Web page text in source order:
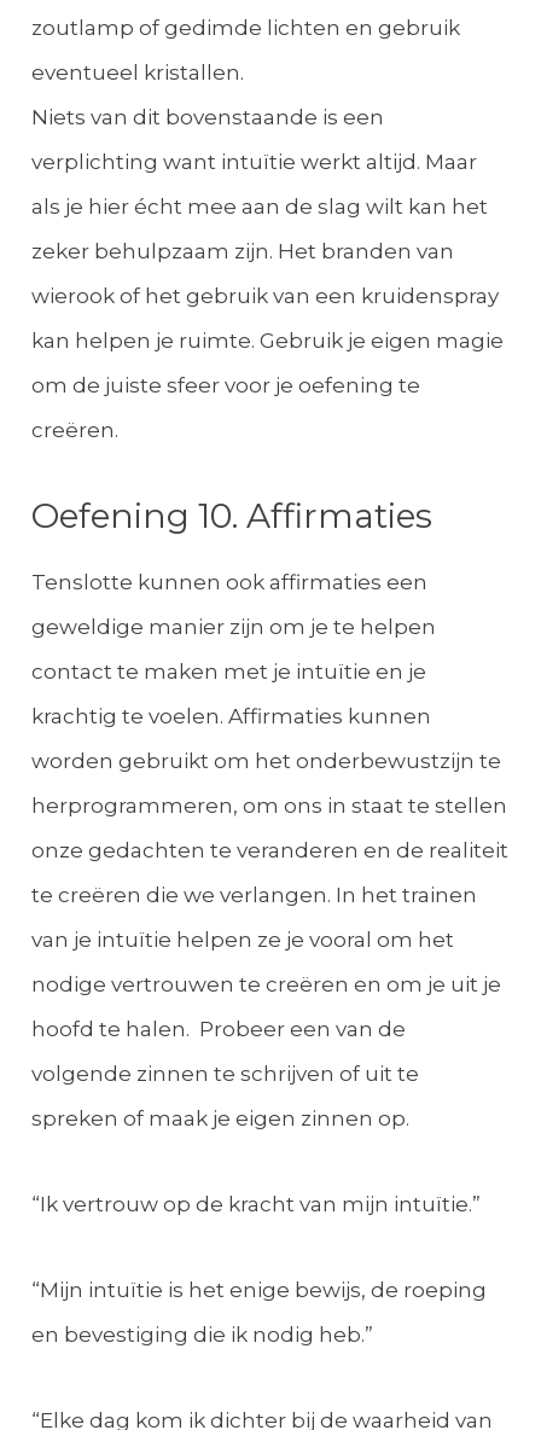
zoutlamp of gedimde lichten en gebruik
eventueel kristallen.
Niets van dit bovenstaande is een
verplichting want intuïtie werkt altijd. Maar
als je hier écht mee aan de slag wilt kan het
zeker behulpzaam zijn. Het branden van
wierook of het gebruik van een kruidenspray
kan helpen je ruimte. Gebruik je eigen magie
om de juiste sfeer voor je oefening te
creëren.
Oefening 10. Affirmaties
Tenslotte kunnen ook affirmaties een
geweldige manier zijn om je te helpen
contact te maken met je intuïtie en je
krachtig te voelen. Affirmaties kunnen
worden gebruikt om het onderbewustzijn te
herprogrammeren, om ons in staat te stellen
onze gedachten te veranderen en de realiteit
te creëren die we verlangen. In het trainen
van je intuïtie helpen ze je vooral om het
nodige vertrouwen te creëren en om je uit je
hoofd te halen. Probeer een van de
volgende zinnen te schrijven of uit te
spreken of maak je eigen zinnen op.
“Ik vertrouw op de kracht van mijn intuïtie.”
“Mijn intuïtie is het enige bewijs, de roeping
en bevestiging die ik nodig heb.”
“Elke dag kom ik dichter bij de waarheid van